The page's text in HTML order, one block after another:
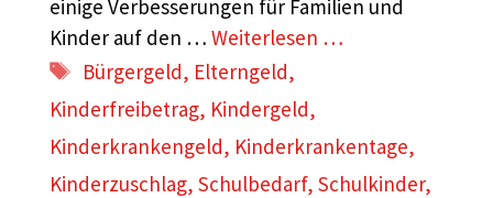
einige Verbesserungen für Familien und
Kinder auf den … Weiterlesen …
Schlagwörter
Bürgergeld, Elterngeld,
Kinderfreibetrag, Kindergeld,
Kinderkrankengeld, Kinderkrankentage,
Kinderzuschlag, Schulbedarf, Schulkinder,